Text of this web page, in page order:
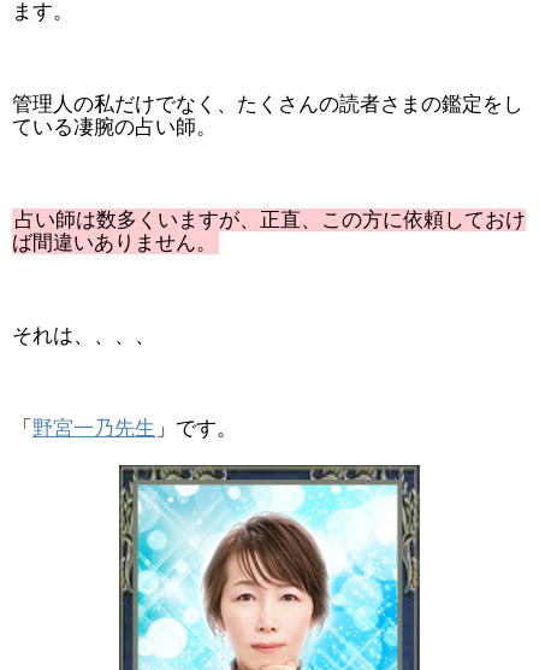
ます。
管理人の私だけでなく、たくさんの読者さまの鑑定をし
ている凄腕の占い師。
占い師は数多くいますが、正直、この方に依頼しておけ
ば間違いありません。
それは、、、、
「 野宮一乃先生 」です。